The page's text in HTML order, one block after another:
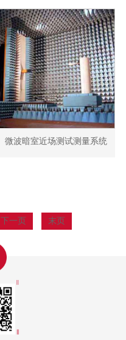
微波暗室近场测试测量系统
下一页 末页